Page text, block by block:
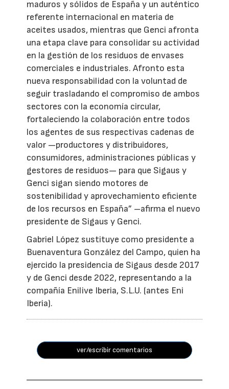
maduros y sólidos de España y un auténtico
referente internacional en materia de
aceites usados, mientras que Genci afronta
una etapa clave para consolidar su actividad
en la gestión de los residuos de envases
comerciales e industriales. Afronto esta
nueva responsabilidad con la voluntad de
seguir trasladando el compromiso de ambos
sectores con la economía circular,
fortaleciendo la colaboración entre todos
los agentes de sus respectivas cadenas de
valor —productores y distribuidores,
consumidores, administraciones públicas y
gestores de residuos— para que Sigaus y
Genci sigan siendo motores de
sostenibilidad y aprovechamiento eficiente
de los recursos en España” –afirma el nuevo
presidente de Sigaus y Genci.
Gabriel López sustituye como presidente a
Buenaventura González del Campo, quien ha
ejercido la presidencia de Sigaus desde 2017
y de Genci desde 2022, representando a la
compañía Enilive Iberia, S.L.U. (antes Eni
Iberia).
ver/escribir comentarios